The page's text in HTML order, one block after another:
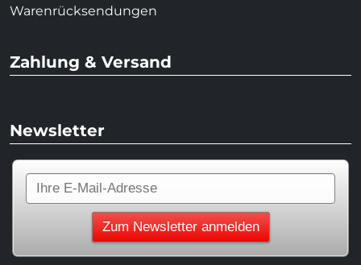
Warenrücksendungen
Zahlung & Versand
Newsletter